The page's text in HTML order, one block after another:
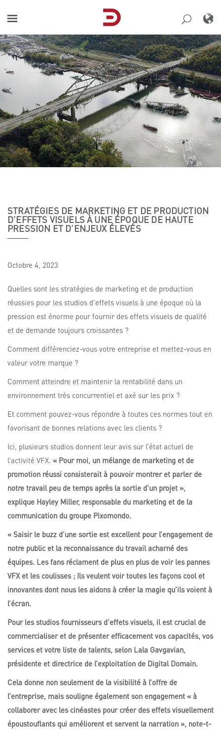
content
STRATÉGIES DE MARKETING ET DE PRODUCTION
D’EFFETS VISUELS À UNE ÉPOQUE DE HAUTE
PRESSION ET D’ENJEUX ÉLEVÉS
Octobre 4, 2023
Quelles sont les stratégies de marketing et de production
réussies pour les studios d’effets visuels à une époque où la
pression est énorme pour fournir des effets visuels de qualité
et de demande toujours croissantes ?
Comment différenciez-vous votre entreprise et mettez-vous en
valeur votre marque ?
Comment atteindre et maintenir la rentabilité dans un
environnement très concurrentiel et axé sur les prix ?
Et comment pouvez-vous répondre à toutes ces normes tout en
favorisant de bonnes relations avec les clients ?
Ici, plusieurs studios donnent leur avis sur l’état actuel de
l’activité VFX. « Pour moi, un mélange de marketing et de
promotion réussi consisterait à pouvoir montrer et parler de
notre travail peu de temps après la sortie d’un projet »,
explique Hayley Miller, responsable du marketing et de la
communication du groupe Pixomondo.
« Saisir le buzz d’une sortie est excellent pour l’engagement de
notre public et la reconnaissance du travail acharné des
équipes. Les fans réclament de plus en plus de voir les pannes
VFX et les coulisses ; Ils veulent voir toutes les façons cool et
innovantes dont nous les aidons à créer la magie qu’ils voient à
l’écran.
Pour les studios fournisseurs d’effets visuels, il est crucial de
commercialiser et de présenter efficacement vos capacités, vos
services et votre liste de talents, selon Lala Gavgavian,
présidente et directrice de l’exploitation de Digital Domain.
Cela donne non seulement de la visibilité à l’offre de
l’entreprise, mais souligne également son engagement « à
collaborer avec les cinéastes pour créer des effets visuellement
époustouflants qui améliorent et servent la narration », note-t-